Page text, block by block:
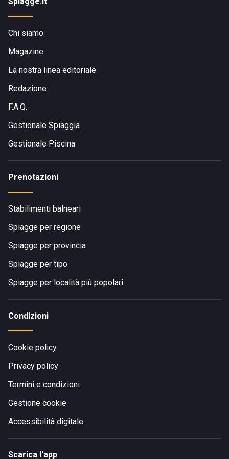
Chi siamo
Magazine
La nostra linea editoriale
Redazione
F.A.Q.
Gestionale Spiaggia
Gestionale Piscina
Prenotazioni
Stabilimenti balneari
Spiagge per regione
Spiagge per provincia
Spiagge per tipo
Spiagge per località più popolari
Condizioni
Cookie policy
Privacy policy
Termini e condizioni
Gestione cookie
Accessibilità digitale
Scarica l'app